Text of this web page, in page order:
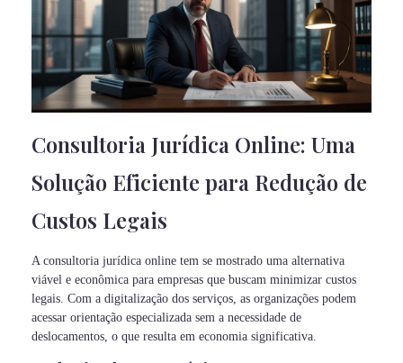
Consultoria Jurídica Online: Uma
Solução Eficiente para Redução de
Custos Legais
A consultoria jurídica online tem se mostrado uma alternativa
viável e econômica para empresas que buscam minimizar custos
legais. Com a digitalização dos serviços, as organizações podem
acessar orientação especializada sem a necessidade de
deslocamentos, o que resulta em economia significativa.